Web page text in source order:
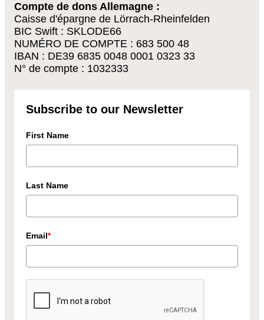
Compte de dons Allemagne :
Caisse d'épargne de Lörrach-Rheinfelden
BIC Swift : SKLODE66
NUMÉRO DE COMPTE : 683 500 48
IBAN : DE39 6835 0048 0001 0323 33
N° de compte : 1032333
Subscribe to our Newsletter
First Name
Last Name
Email*